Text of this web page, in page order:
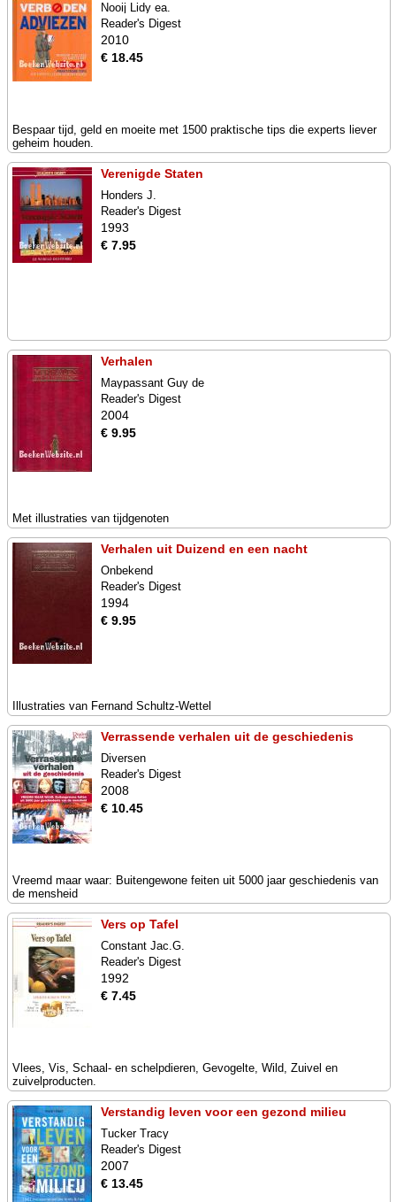
Nooij Lidy ea.
Reader's Digest
2010
€ 18.45
Bespaar tijd, geld en moeite met 1500 praktische tips die experts liever
geheim houden.
Verenigde Staten
Honders J.
Reader's Digest
1993
€ 7.95
Verhalen
Maypassant Guy de
Reader's Digest
2004
€ 9.95
Met illustraties van tijdgenoten
Verhalen uit Duizend en een nacht
Onbekend
Reader's Digest
1994
€ 9.95
Illustraties van Fernand Schultz-Wettel
Verrassende verhalen uit de geschiedenis
Diversen
Reader's Digest
2008
€ 10.45
Vreemd maar waar: Buitengewone feiten uit 5000 jaar geschiedenis van
de mensheid
Vers op Tafel
Constant Jac.G.
Reader's Digest
1992
€ 7.45
Vlees, Vis, Schaal- en schelpdieren, Gevogelte, Wild, Zuivel en
zuivelproducten.
Verstandig leven voor een gezond milieu
Tucker Tracy
Reader's Digest
2007
€ 13.45